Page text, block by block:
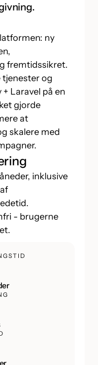
ny
fremtidssikret.
tjenester og
Laravel på en
gjorde
at
skalere med
inklusive
- brugerne